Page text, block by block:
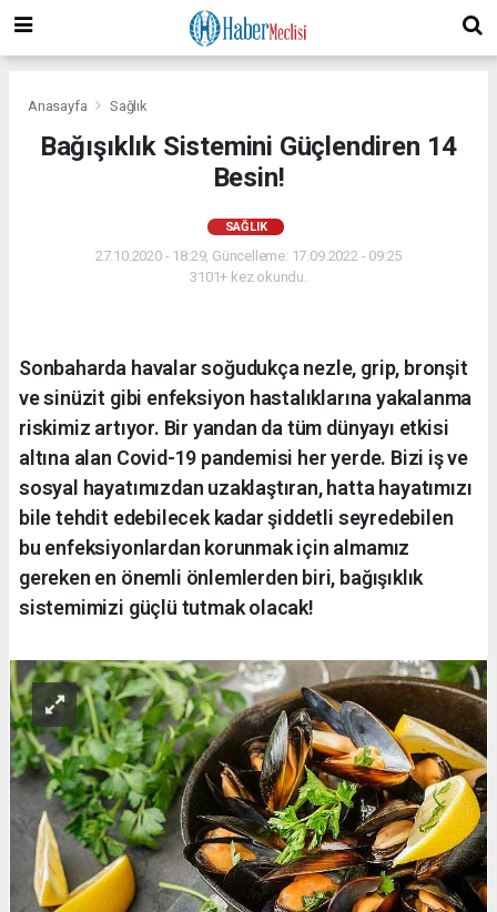
Anasayfa Sağlık
Bağışıklık Sistemini Güçlendiren 14
Besin!
SAĞLIK
27.10.2020 - 18:29, Güncelleme: 17.09.2022 - 09:25
3101+ kez okundu.
Sonbaharda havalar soğudukça nezle, grip, bronşit
ve sinüzit gibi enfeksiyon hastalıklarına yakalanma
riskimiz artıyor. Bir yandan da tüm dünyayı etkisi
altına alan Covid-19 pandemisi her yerde. Bizi iş ve
sosyal hayatımızdan uzaklaştıran, hatta hayatımızı
bile tehdit edebilecek kadar şiddetli seyredebilen
bu enfeksiyonlardan korunmak için almamız
gereken en önemli önlemlerden biri, bağışıklık
sistemimizi güçlü tutmak olacak!